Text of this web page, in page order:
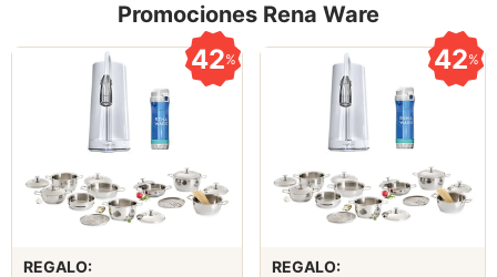
Promociones Rena Ware
42%
REGALO:
42%
REGALO: